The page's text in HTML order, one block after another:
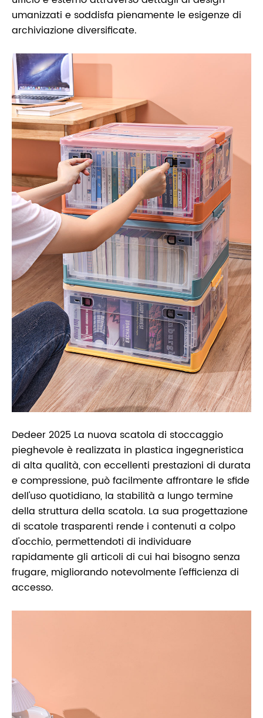
umanizzati e soddisfa pienamente le esigenze di
archiviazione diversificate.
Dedeer 2025 La nuova scatola di stoccaggio
pieghevole è realizzata in plastica ingegneristica
di alta qualità, con eccellenti prestazioni di durata
e compressione, può facilmente affrontare le sfide
dell'uso quotidiano, la stabilità a lungo termine
della struttura della scatola. La sua progettazione
di scatole trasparenti rende i contenuti a colpo
d'occhio, permettendoti di individuare
rapidamente gli articoli di cui hai bisogno senza
frugare, migliorando notevolmente l'efficienza di
accesso.